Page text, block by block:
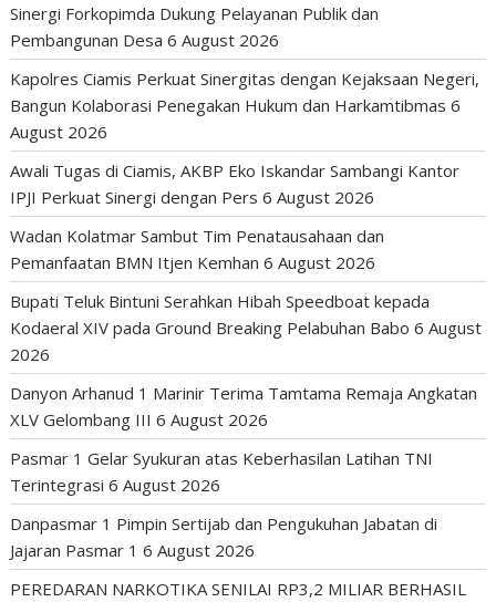
Sinergi Forkopimda Dukung Pelayanan Publik dan
Pembangunan Desa 6 August 2026
Kapolres Ciamis Perkuat Sinergitas dengan Kejaksaan Negeri,
Bangun Kolaborasi Penegakan Hukum dan Harkamtibmas 6
August 2026
Awali Tugas di Ciamis, AKBP Eko Iskandar Sambangi Kantor
IPJI Perkuat Sinergi dengan Pers 6 August 2026
Wadan Kolatmar Sambut Tim Penatausahaan dan
Pemanfaatan BMN Itjen Kemhan 6 August 2026
Bupati Teluk Bintuni Serahkan Hibah Speedboat kepada
Kodaeral XIV pada Ground Breaking Pelabuhan Babo 6 August
2026
Danyon Arhanud 1 Marinir Terima Tamtama Remaja Angkatan
XLV Gelombang III 6 August 2026
Pasmar 1 Gelar Syukuran atas Keberhasilan Latihan TNI
Terintegrasi 6 August 2026
Danpasmar 1 Pimpin Sertijab dan Pengukuhan Jabatan di
Jajaran Pasmar 1 6 August 2026
PEREDARAN NARKOTIKA SENILAI RP3,2 MILIAR BERHASIL